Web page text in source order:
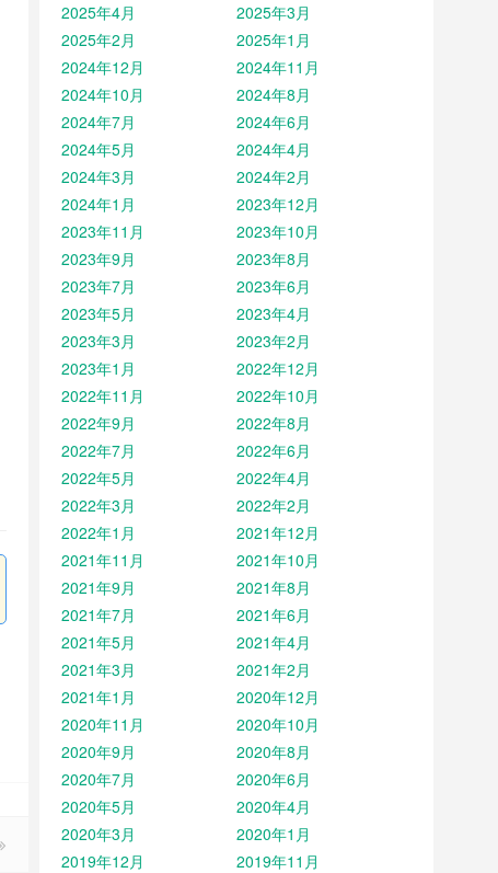
2025年4月
2025年3月
2025年2月
2025年1月
2024年12月
2024年11月
2024年10月
2024年8月
2024年7月
2024年6月
2024年5月
2024年4月
2024年3月
2024年2月
2024年1月
2023年12月
2023年11月
2023年10月
2023年9月
2023年8月
2023年7月
2023年6月
2023年5月
2023年4月
2023年3月
2023年2月
2023年1月
2022年12月
2022年11月
2022年10月
2022年9月
2022年8月
2022年7月
2022年6月
2022年5月
2022年4月
2022年3月
2022年2月
2022年1月
2021年12月
2021年11月
2021年10月
2021年9月
2021年8月
2021年7月
2021年6月
2021年5月
2021年4月
2021年3月
2021年2月
2021年1月
2020年12月
2020年11月
2020年10月
2020年9月
2020年8月
2020年7月
2020年6月
2020年5月
2020年4月
2020年3月
2020年1月
2019年12月
2019年11月